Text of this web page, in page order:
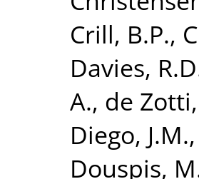
Crill, B.P.,
Davies,
A., de
Diego, J.M.,
Douspis,